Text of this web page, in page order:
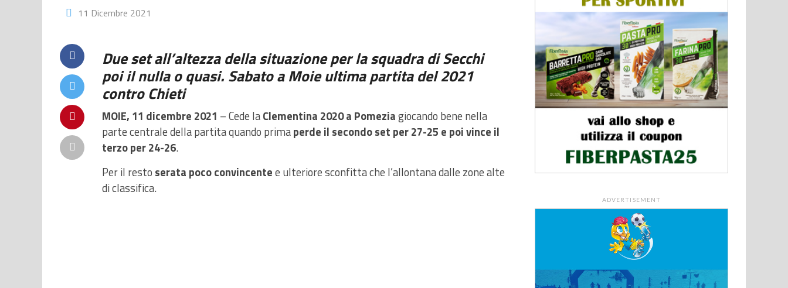
11 Dicembre 2021
Due set all’altezza della situazione per la squadra di Secchi
poi il nulla o quasi. Sabato a Moie ultima partita del 2021
contro Chieti
MOIE, 11 dicembre 2021 – Cede laClementina 2020 a Pomeziagiocando bene nella
parte centrale della partita quando primaperde il secondo set per 27-25 e poi vince il
terzo per 24-26.
Per il resto serata poco convincentee ulteriore sconfitta che l’allontana dalle zone alte
di classifica.
ADVERTISEMENT